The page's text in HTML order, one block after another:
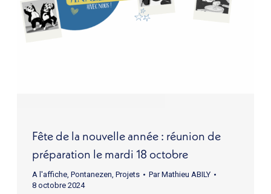
Fête de la nouvelle année : réunion de
préparation le mardi 18 octobre
A l'affiche, Pontanezen Projets ParMathieu ABILY
8 octobre 2024